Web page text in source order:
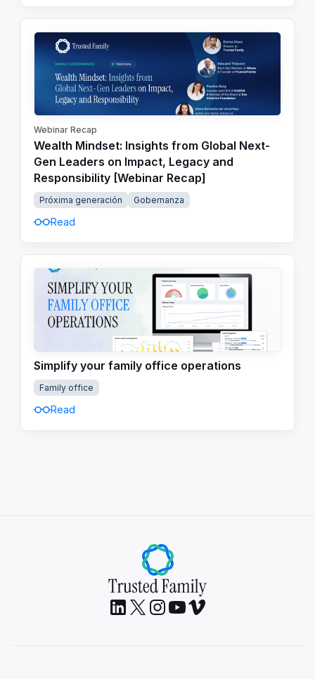
Webinar Recap
Wealth Mindset: Insights from Global Next-
Gen Leaders on Impact, Legacy and
Responsibility [Webinar Recap]
Próxima generación Gobernanza
Read
Simplify your family office operations
Family office
Read